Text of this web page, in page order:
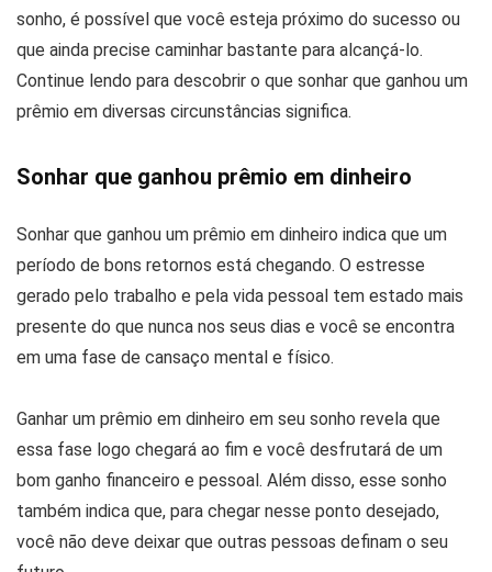
sonho, é possível que você esteja próximo do sucesso ou
que ainda precise caminhar bastante para alcançá-lo.
Continue lendo para descobrir o que sonhar que ganhou um
prêmio em diversas circunstâncias significa.
Sonhar que ganhou prêmio em dinheiro
Sonhar que ganhou um prêmio em dinheiro indica que um
período de bons retornos está chegando. O estresse
gerado pelo trabalho e pela vida pessoal tem estado mais
presente do que nunca nos seus dias e você se encontra
em uma fase de cansaço mental e físico.
Ganhar um prêmio em dinheiro em seu sonho revela que
essa fase logo chegará ao fim e você desfrutará de um
bom ganho financeiro e pessoal. Além disso, esse sonho
também indica que, para chegar nesse ponto desejado,
você não deve deixar que outras pessoas definam o seu